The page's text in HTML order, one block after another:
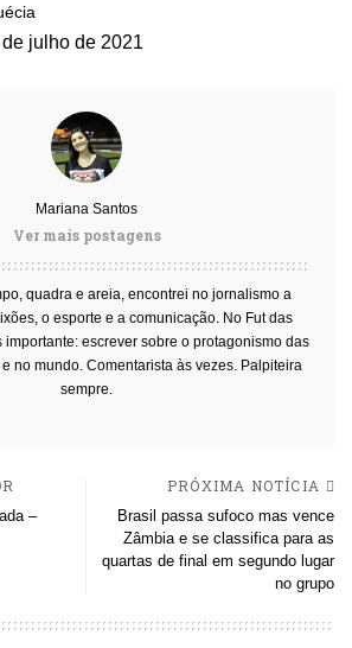
de julho de 2021
Mariana Santos
Ver mais postagens
quadra e areia, encontrei no jornalismo a
o esporte e a comunicação. No Fut das
importante: escrever sobre o protagonismo das
no mundo. Comentarista às vezes. Palpiteira
sempre.
–
PRÓXIMA NOTÍCIA
Brasil passa sufoco mas vence
Zâmbia e se classifica para as
quartas de final em segundo lugar
no grupo